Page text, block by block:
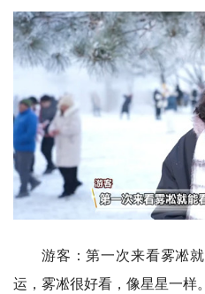
游客：第一次来看雾凇
运，雾凇很好看，像星星一样。